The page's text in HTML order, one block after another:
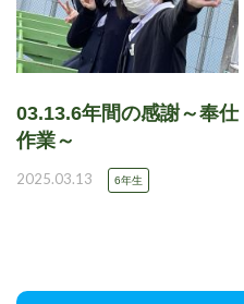
03.13.6年間の感謝～奉仕
作業～
2025.03.13 6年生